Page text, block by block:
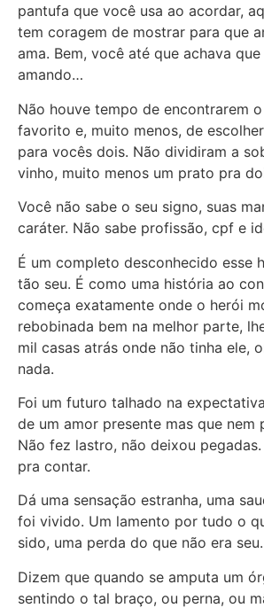
pantufa que você usa ao acordar,
tem coragem de mostrar para que
ama. Bem, você até que achava
amando…
Não houve tempo de encontrarem
favorito e, muito menos, de
para vocês dois. Não dividiram a
vinho, muito menos um prato pra
Você não sabe o seu signo, suas
caráter. Não sabe profissão, cpf e
É um completo desconhecido esse
tão seu. É como uma história ao
começa exatamente onde o herói
rebobinada bem na melhor parte,
mil casas atrás onde não tinha ele,
nada.
Foi um futuro talhado na
de um amor presente mas que nem
Não fez lastro, não deixou
pra contar.
Dá uma sensação estranha, uma
foi vivido. Um lamento por tudo o
sido, uma perda do que não era seu.
Dizem que quando se amputa um
sentindo o tal braço, ou perna, ou